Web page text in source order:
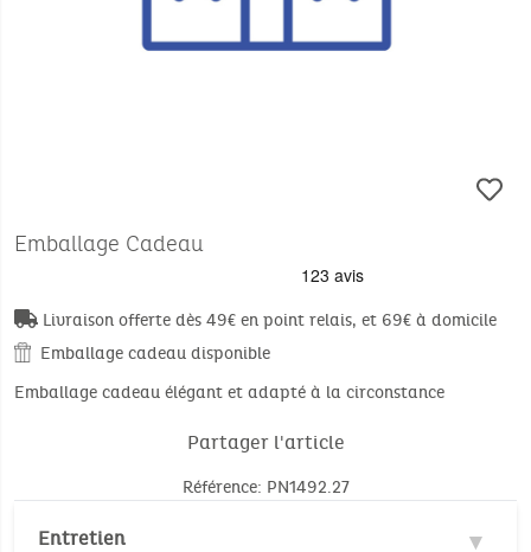
Emballage Cadeau
Livraison offerte dès 49€ en point relais, et 69€ à domicile
Emballage cadeau disponible
Emballage cadeau élégant et adapté à la circonstance
Partager l'article
Référence: PN1492.27
Entretien